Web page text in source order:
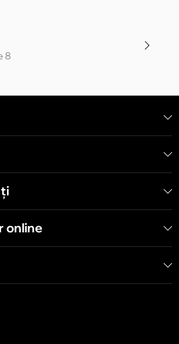
8
«Shopping MallDova»
online